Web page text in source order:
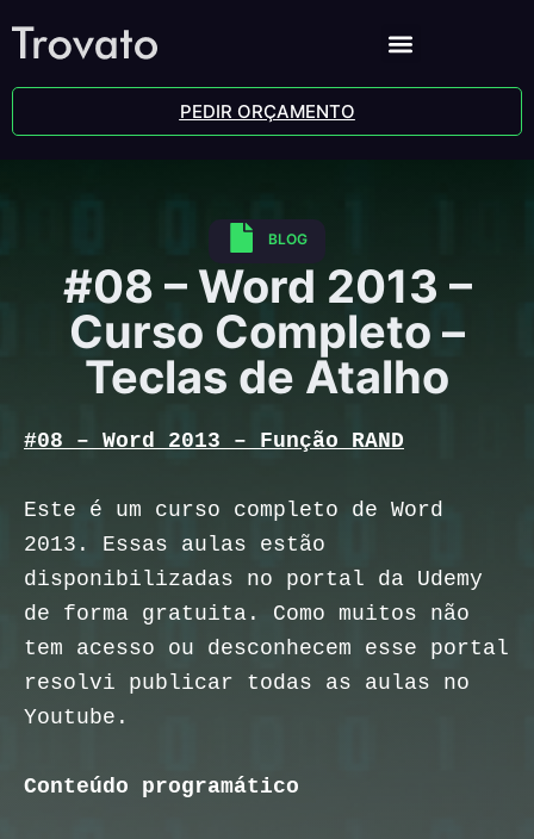
PEDIR ORÇAMENTO
BLOG
#08 – Word 2013 –
Curso Completo –
Teclas de Atalho
#08 – Word 2013 – Função RAND
Este é um curso completo de Word
2013. Essas aulas estão
disponibilizadas no portal da Udemy
de forma gratuita. Como muitos não
tem acesso ou desconhecem esse portal
resolvi publicar todas as aulas no
Youtube.
Conteúdo programático